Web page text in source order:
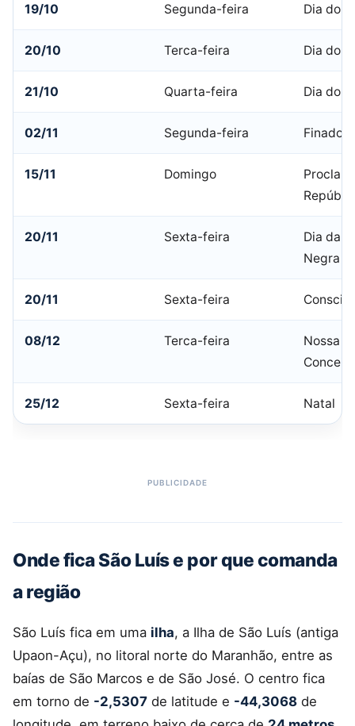
19/10 Segunda-feira Dia do
20/10 Terca-feira Dia do
21/10 Quarta-feira Dia do
02/11 Segunda-feira Finados
15/11 Domingo
20/11 Sexta-feira
Dia da
Negra
20/11 Sexta-feira
08/12 Terca-feira
Nossa
25/12 Sexta-feira Natal
Onde fica São Luís e por que comanda
a região
São Luís fica em uma ilha, a Ilha de São Luís (antiga
Upaon-Açu), no litoral norte do Maranhão, entre as
baías de São Marcos e de São José. O centro fica
em torno de -2,5307 de latitude e -44,3068 de